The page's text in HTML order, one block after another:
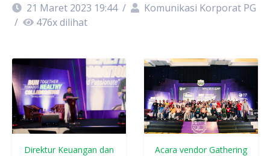
21 Maret 2023 19:44 /
Komunikasi Korporat PG
/
476x dilihat
Direktur Keuangan dan
Acara vendor Gathering